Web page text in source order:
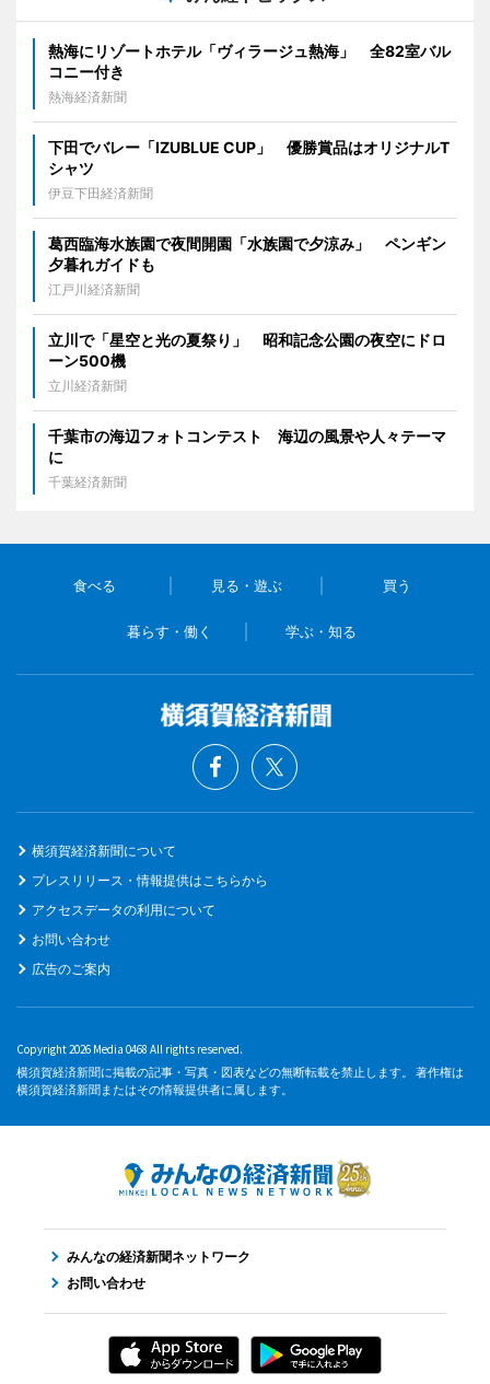
熱海にリゾートホテル「ヴィラージュ熱海」 全82室バル
コニー付き
熱海経済新聞
下田でバレー「IZUBLUE CUP」 優勝賞品はオリジナルT
シャツ
伊豆下田経済新聞
葛西臨海水族園で夜間開園「水族園で夕涼み」 ペンギン
夕暮れガイドも
江戸川経済新聞
立川で「星空と光の夏祭り」 昭和記念公園の夜空にドロ
ーン500機
立川経済新聞
千葉市の海辺フォトコンテスト 海辺の風景や人々テーマ
に
千葉経済新聞
食べる 見る・遊ぶ 買う
暮らす・働く 学ぶ・知る
横須賀経済新聞について
プレスリリース・情報提供はこちらから
アクセスデータの利用について
お問い合わせ
広告のご案内
Copyright 2026 Media 0468 All rights reserved.
横須賀経済新聞に掲載の記事・写真・図表などの無断転載を禁止します。 著作権は
横須賀経済新聞またはその情報提供者に属します。
みんなの経済新聞ネットワーク
お問い合わせ